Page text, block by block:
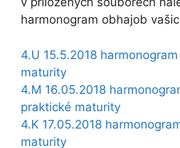
harmonogram obhajob
4.U 15.5.2018
maturity
4.M 16.05.2018
praktické maturity
4.K 17.05.2018
maturity